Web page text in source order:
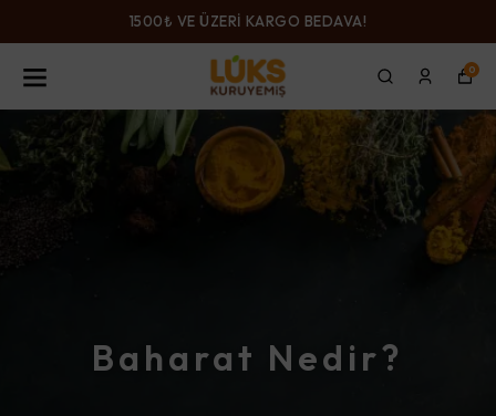
1500₺ VE ÜZERİ KARGO BEDAVA!
0
Baharat Nedir?